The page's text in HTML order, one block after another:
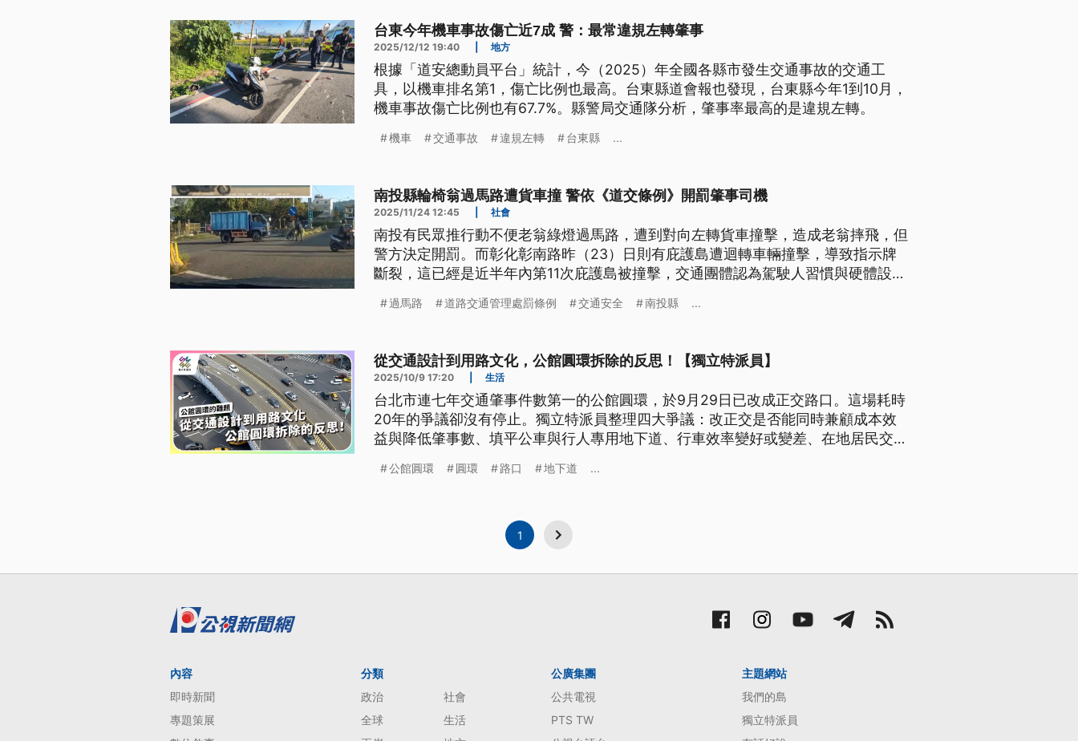
台東今年機車事故傷亡近7成 警：最常違規左轉肇事
2025/12/12 19:40 地方
根據「道安總動員平台」統計，今（2025）年全國各縣市發生交通事故的交通工
具，以機車排名第1，傷亡比例也最高。台東縣道會報也發現，台東縣今年1到10月，
機車事故傷亡比例也有67.7%。縣警局交通隊分析，肇事率最高的是違規左轉。
機車 交通事故 違規左轉 台東縣 ...
南投縣輪椅翁過馬路遭貨車撞 警依《道交條例》開罰肇事司機
2025/11/24 12:45 社會
南投有民眾推行動不便老翁綠燈過馬路，遭到對向左轉貨車撞擊，造成老翁摔飛，但
警方決定開罰。而彰化彰南路昨（23）日則有庇護島遭迴轉車輛撞擊，導致指示牌
斷裂，這已經是近半年內第11次庇護島被撞擊，交通團體認為駕駛人習慣與硬體設計
過馬路 道路交通管理處罰條例 交通安全 南投縣 ...
從交通設計到用路文化，公館圓環拆除的反思！【獨立特派員】
2025/10/9 17:20 生活
台北市連七年交通肇事件數第一的公館圓環，於9月29日已改成正交路口。這場耗時
20年的爭議卻沒有停止。獨立特派員整理四大爭議：改正交是否能同時兼顧成本效
益與降低肇事數、填平公車與行人專用地下道、行車效率變好或變差、在地居民交通
公館圓環 圓環 路口 地下道 ...
1
內容
即時新聞
專題策展
分類
政治
社會
全球
生活
公廣集團
公共電視
PTS TW
主題網站
我們的島
獨立特派員